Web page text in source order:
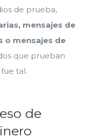
de prueba,
mensajes de
o mensajes de
que prueban
tal.
de